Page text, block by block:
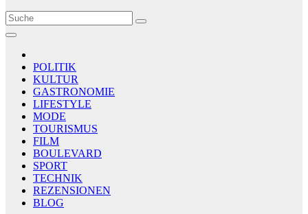
Le Matin
AGENCE DE PRESSE
POLITIK
KULTUR
GASTRONOMIE
LIFESTYLE
MODE
TOURISMUS
FILM
BOULEVARD
SPORT
TECHNIK
REZENSIONEN
BLOG